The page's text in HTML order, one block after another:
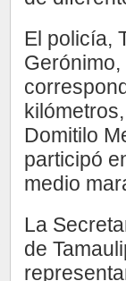
El policía,
Domitilo
participó
medio
La
de